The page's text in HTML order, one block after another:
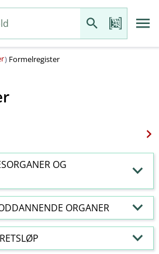
) Formelregister
OG
ORGANER